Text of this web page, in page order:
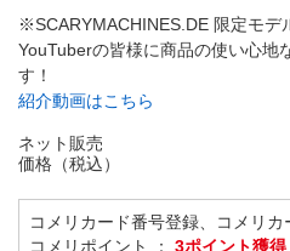
※SCARYMACHINES.DE 限定モデ
YouTuberの皆様に商品の使い心地
す！
紹介動画はこちら
ネット販売
価格（税込）
コメリカード番号登録、コメリ
コメリポイント ： 3ポイント獲得